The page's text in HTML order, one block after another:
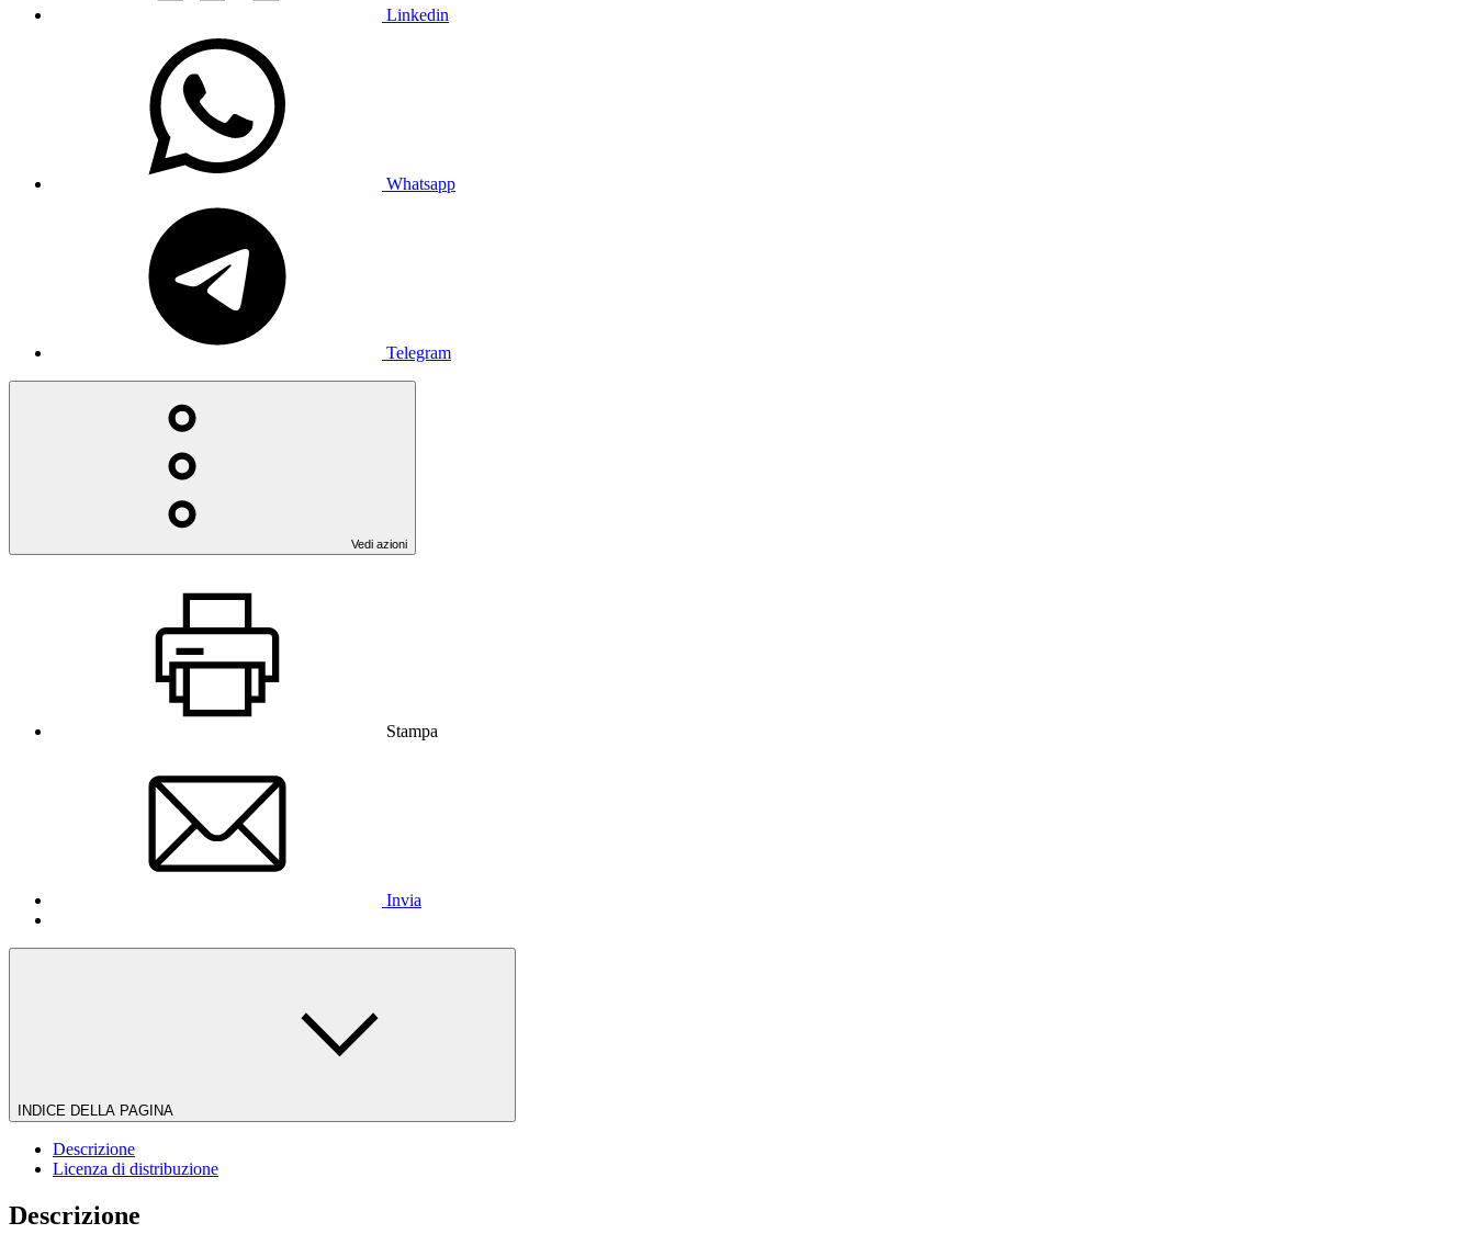
Linkedin
Whatsapp
Telegram
Vedi azioni
Stampa
Invia
INDICE DELLA PAGINA
Descrizione
Licenza di distribuzione
Descrizione